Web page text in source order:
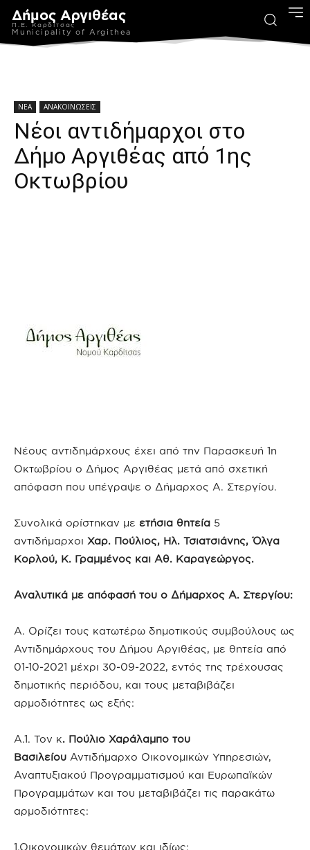
Δήμος Αργιθέας
Π.Ε. Καρδίτσας
Municipality of Argithea
ΝΕΑ ΑΝΑΚΟΙΝΩΣΕΙΣ
Νέοι αντιδήμαρχοι στο
Δήμο Αργιθέας από 1ης
Οκτωβρίου
Νέους αντιδημάρχους έχει από την Παρασκευή 1η
Οκτωβρίου ο Δήμος Αργιθέας μετά από σχετική
απόφαση που υπέγραψε ο Δήμαρχος Α. Στεργίου.
Συνολικά ορίστηκαν με ετήσια θητεία 5
αντιδήμαρχοι Χαρ. Πούλιος, Ηλ. Τσιατσιάνης, Όλγα
Κορλού, Κ. Γραμμένος και Αθ. Καραγεώργος.
Αναλυτικά με απόφασή του ο Δήμαρχος Α. Στεργίου:
Α. Ορίζει τους κατωτέρω δημοτικούς συμβούλους ως
Αντιδημάρχους του Δήμου Αργιθέας, με θητεία από
01-10-2021 μέχρι 30-09-2022, εντός της τρέχουσας
δημοτικής περιόδου, και τους μεταβιβάζει
αρμοδιότητες ως εξής:
Α.1. Τον κ. Πούλιο Χαράλαμπο του
Βασιλείου Αντιδήμαρχο Οικονομικών Υπηρεσιών,
Αναπτυξιακού Προγραμματισμού και Ευρωπαϊκών
Προγραμμάτων και του μεταβιβάζει τις παρακάτω
αρμοδιότητες:
1.Οικονομικών θεμάτων και ιδίως: